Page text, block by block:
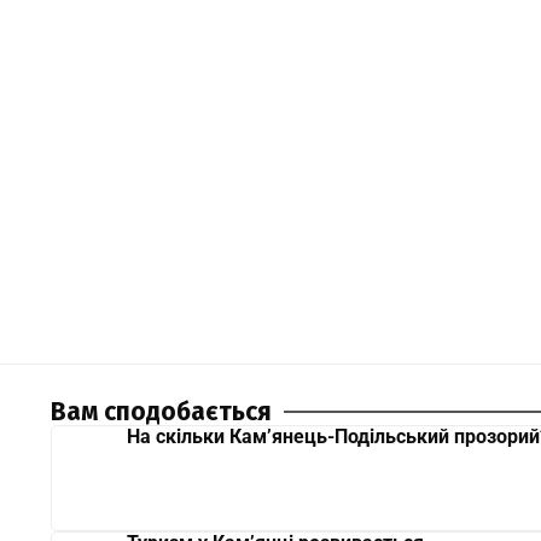
Вам сподобається
На скільки Кам’янець-Подільський